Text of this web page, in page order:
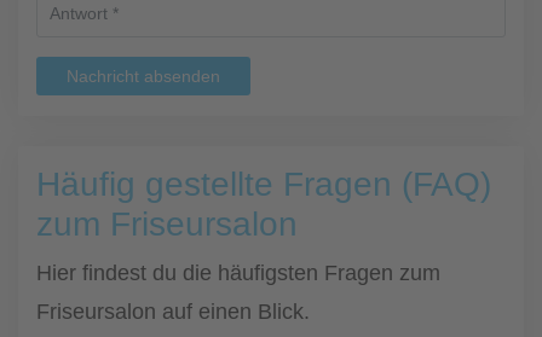
Nachricht absenden
Häufig gestellte Fragen (FAQ)
zum Friseursalon
Hier findest du die häufigsten Fragen zum
Friseursalon auf einen Blick.